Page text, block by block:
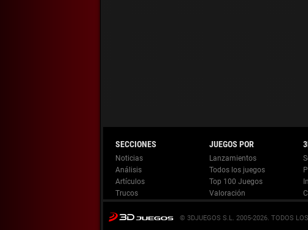
Noticias
Análisis
Artículos
Trucos
Lanzamientos
Todos los juegos
Top 100 Juegos
Valoración
© 3DJUEGOS S.L. 2005-2026.